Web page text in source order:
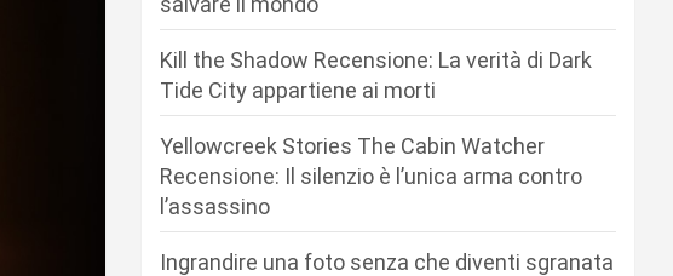
Kill the Shadow Recensione: La verità di Dark
Tide City appartiene ai morti
Yellowcreek Stories The Cabin Watcher
Recensione: Il silenzio è l’unica arma contro
l’assassino
Ingrandire una foto senza che diventi sgranata